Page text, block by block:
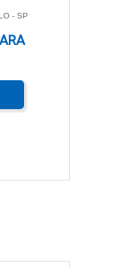
- SP